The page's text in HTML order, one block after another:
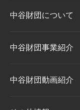
中谷財団について
中谷財団について
理事長挨拶
中谷財団事業紹介
中谷財団事業紹介
中谷財団動画紹介